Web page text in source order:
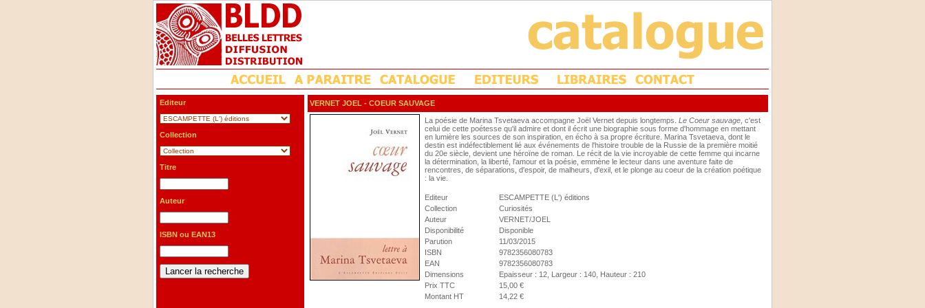
Editeur
Collection
Titre
Auteur
ISBN ou EAN13
VERNET JOEL - COEUR SAUVAGE
La poésie de Marina Tsvetaeva accompagne Joël Vernet depuis longtemps. Le Coeur sauvage , c'est
celui de cette poétesse qu'il admire et dont il écrit une biographie sous forme d'hommage en mettant
en lumière les sources de son inspiration, en écho à sa propre écriture. Marina Tsvetaeva, dont le
destin est indéfectiblement lié aux événements de l'histoire trouble de la Russie de la première moitié
du 20e siècle, devient une héroïne de roman. Le récit de la vie incroyable de cette femme qui incarne
la détermination, la liberté, l'amour et la poésie, emmène le lecteur dans une aventure faite de
rencontres, de séparations, d'espoir, de malheurs, d'exil, et le plonge au coeur de la création poétique
: la vie.
Editeur
ESCAMPETTE (L') éditions
Collection
Curiosités
Auteur
VERNET/JOEL
Disponibilité
Disponible
Parution
11/03/2015
ISBN
9782356080783
EAN
9782356080783
Dimensions
Epaisseur : 12, Largeur : 140, Hauteur : 210
Prix TTC
15,00 €
Montant HT
14,22 €